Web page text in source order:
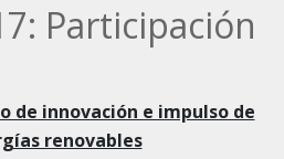
Participación
de innovación e impulso de
renovables